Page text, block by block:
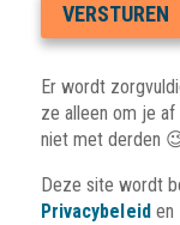
Er wordt
ze alleen om je
niet met derden
Deze site wordt
Privacybeleid en